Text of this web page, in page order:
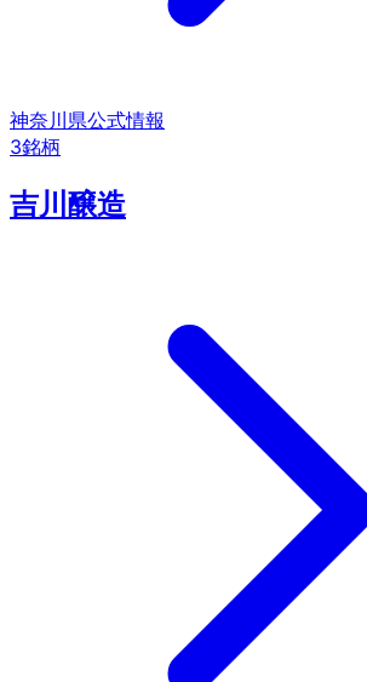
神奈川県公式情報
3銘柄
吉川醸造